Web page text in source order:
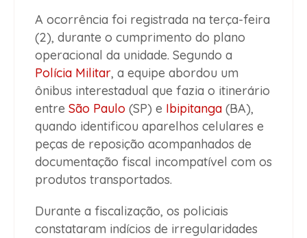
A ocorrência foi registrada na terça-feira
(2), durante o cumprimento do plano
operacional da unidade. Segundo a
Polícia Militar, a equipe abordou um
ônibus interestadual que fazia o itinerário
entre São Paulo (SP) e Ibipitanga (BA),
quando identificou aparelhos celulares e
peças de reposição acompanhados de
documentação fiscal incompatível com os
produtos transportados.
Durante a fiscalização, os policiais
constataram indícios de irregularidades